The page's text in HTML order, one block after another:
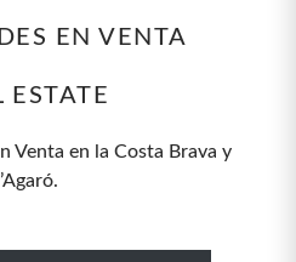
EN VENTA
ESTATE
Venta en la Costa Brava y